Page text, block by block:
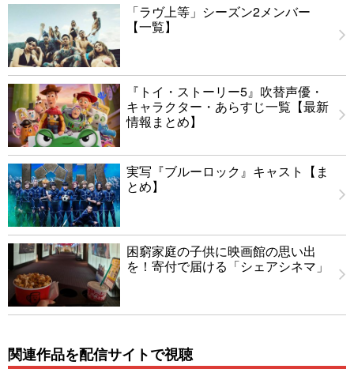
「ラヴ上等」シーズン2メンバー
【一覧】
『トイ・ストーリー5』吹替声優・
キャラクター・あらすじ一覧【最新
情報まとめ】
実写『ブルーロック』キャスト【ま
とめ】
困窮家庭の子供に映画館の思い出
を！寄付で届ける「シェアシネマ」
関連作品を配信サイトで視聴